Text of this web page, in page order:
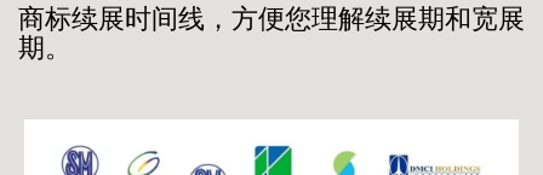
商标续展时间线，方便您理解续展期和宽展
期。